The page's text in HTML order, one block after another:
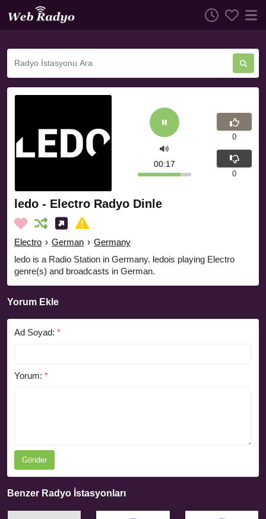
ledo - Electro Radyo Dinle
Electro › German › Germany
ledo is a Radio Station in Germany. ledois playing Electro
genre(s) and broadcasts in German.
00:17
0
0
Yorum Ekle
Ad Soyad: *
Yorum: *
Gönder
Benzer Radyo İstasyonları